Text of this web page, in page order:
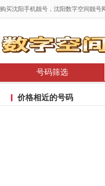
购买沈阳手机靓号，沈阳数字空间靓号
号码筛选
价格相近的号码